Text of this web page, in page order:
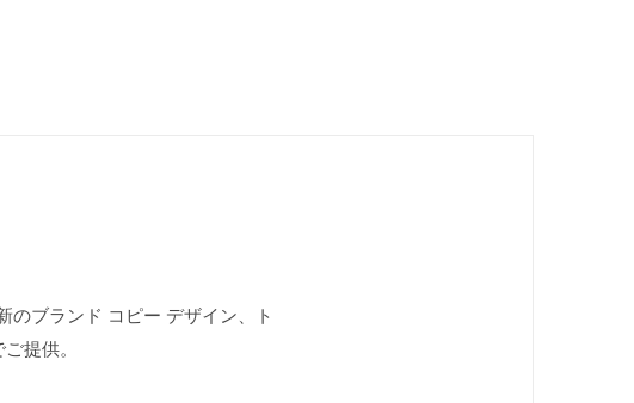
のブランド コピー デザイン、ト
提供。